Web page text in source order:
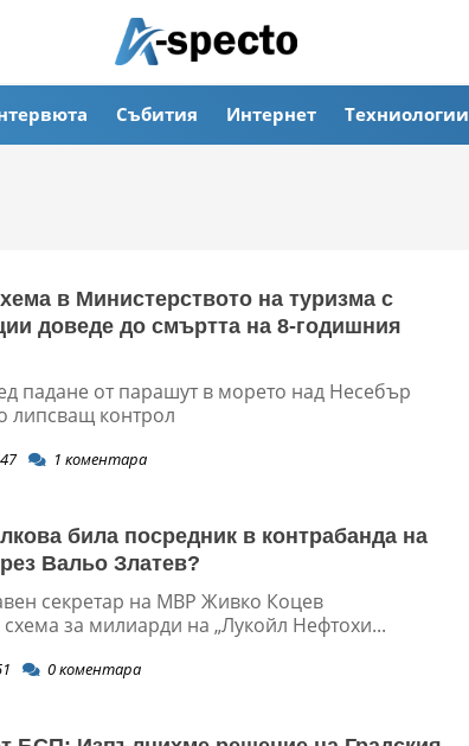
Събития Интернет Техниологии
в Министерството на туризма с
доведе до смъртта на 8-годишния
падане от парашут в морето над Несебър
липсващ контрол
1 коментара
била посредник в контрабанда на
Вальо Златев?
секретар на МВР Живко Коцев
схема за милиарди на „Лукойл Нефтохи...
0коментара